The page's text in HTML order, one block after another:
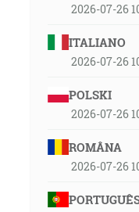
2026-07-26
ITALIANO
2026-07-26
POLSKI
2026-07-26
ROMÂNA
2026-07-26